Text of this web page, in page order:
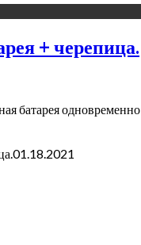
+ черепица.
батарея одновременно
01.18.2021